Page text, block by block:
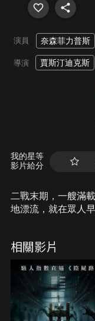
演員 奈森菲力普斯
導演 賈斯汀迪克斯
我的星等
影片給分
二戰末期，一艘滿
地漂流，就在眾人
早已成為一具具乾
就此展開……。
相關影片